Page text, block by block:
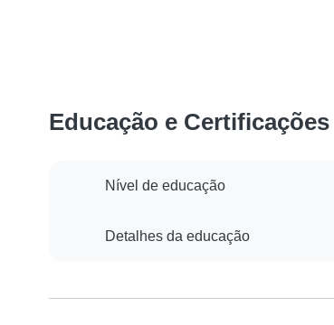
Educação e Certificações
Nível de educação
Detalhes da educação